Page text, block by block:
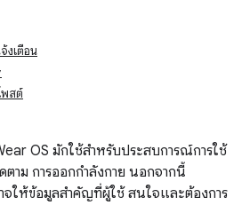
งเตือน
พสต์
OS มักใช้สำหรับประสบการณ์การใช้
ตาม การออกกำลังกาย นอกจากนี้
ให้ข้อมูลสำคัญที่ผู้ใช้ สนใจและต้องการ